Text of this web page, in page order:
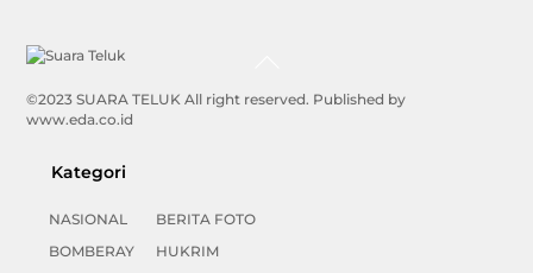
©2023 SUARA TELUK All right reserved. Published by
www.eda.co.id
Kategori
NASIONAL
BOMBERAY
BERITA FOTO
HUKRIM